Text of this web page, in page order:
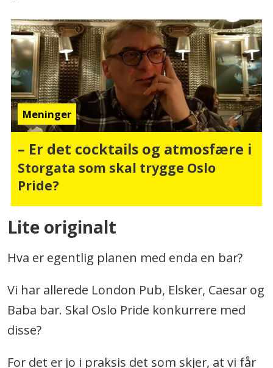
Meninger
– Er det cocktails og atmosfære i
Storgata som skal trygge Oslo
Pride?
Lite originalt
Hva er egentlig planen med enda en bar?
Vi har allerede London Pub, Elsker, Caesar og
Baba bar. Skal Oslo Pride konkurrere med
disse?
For det er jo i praksis det som skjer, at vi får